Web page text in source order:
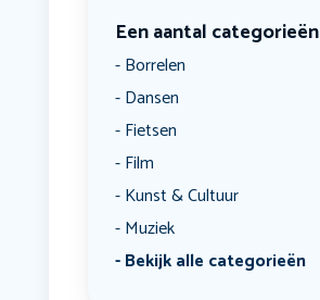
Een aantal categorieën
Borrelen
Dansen
Fietsen
Film
Kunst & Cultuur
Muziek
Bekijk alle categorieën